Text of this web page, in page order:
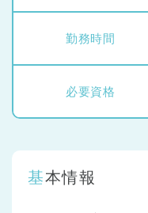
勤務時間
必要資格
基本情報